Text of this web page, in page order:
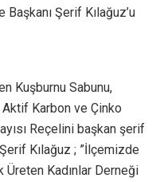
Şerif Kılağuz’u
Kuşburnu Sabunu,
Aktif Karbon ve Çinko
Reçelini başkan şerif
Kılağuz ; ”İlçemizde
Kadınlar Derneği